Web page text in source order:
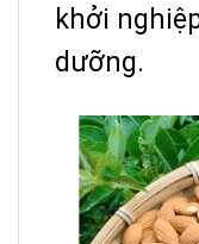
khởi
dưỡng.